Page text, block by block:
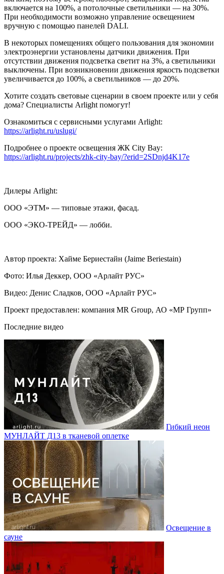
включается на 100%, а потолочные светильники — на 30%.
При необходимости возможно управление освещением
вручную с помощью панелей DALI.
В некоторых помещениях общего пользования для экономии
электроэнергии установлены датчики движения. При
отсутствии движения подсветка светит на 3%, а светильники
выключены. При возникновении движения яркость подсветки
увеличивается до 100%, а светильников — до 20%.
Хотите создать световые сценарии в своем проекте или у себя
дома? Специалисты Arlight помогут!
Ознакомиться с сервисными услугами Arlight:
https://arlight.ru/uslugi/
Подробнее о проекте освещения ЖК City Bay:
https://arlight.ru/projects/zhk-city-bay/?erid=2SDnjd4K17e
Дилеры Arlight:
ООО «ЭТМ» — типовые этажи, фасад.
ООО «ЭКО-ТРЕЙД» — лобби.
Автор проекта: Хайме Бериестайн (Jaime Beriestain)
Фото: Илья Деккер, ООО «Арлайт РУС»
Видео: Денис Сладков, ООО «Арлайт РУС»
Проект предоставлен: компания MR Group, АО «МР Групп»
Последние видео
Гибкий неон
МУНЛАЙТ Д13 в тканевой оплетке
Освещение в
сауне